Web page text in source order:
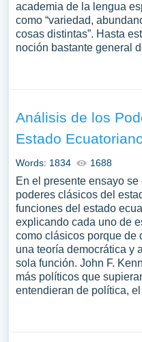
academia de la lengua
como “variedad,
cosas distintas”. Hasta
noción bastante general
Análisis de los
Estado
Words: 1834 1688
En el presente ensayo
poderes clásicos del
funciones del estado
explicando cada uno de
como clásicos porque de
una teoría democrática y
sola función. John F.
más políticos que
entendieran de política,